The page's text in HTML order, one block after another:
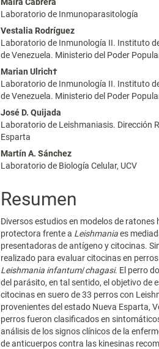
del
artículo
Laboratorio de Inmunoparasitología
Vestalia Rodríguez
Laboratorio de Inmunología II. Instituto
de Venezuela. Ministerio del Poder
Marian Ulrich†
Laboratorio de Inmunología II. Instituto
de Venezuela. Ministerio del Poder
José D. Quijada
Laboratorio de Leishmaniasis. Dirección
Esparta
Martín A. Sánchez
Laboratorio de Biología Celular, UCV
Resumen
Diversos estudios en modelos de
protectora frente a Leishmaniaes
presentadoras de antígeno y citocinas.
realizado para evaluar citocinas en
Leishmania infantum/chagasi. El perro
del parásito, en tal sentido, el objetivo de
citocinas en suero de 33 perros con
provenientes del estado Nueva Esparta,
perros fueron clasificados en
análisis de los signos clínicos de la
de anticuerpos contra las kinesinas